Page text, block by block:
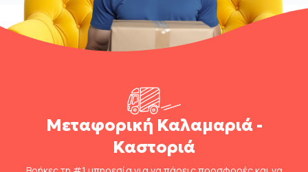
Μεταφορική Καλαμαριά -
Καστοριά